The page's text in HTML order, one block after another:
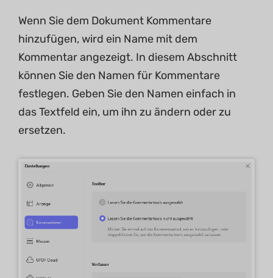
Wenn Sie dem Dokument Kommentare
hinzufügen, wird ein Name mit dem
Kommentar angezeigt. In diesem Abschnitt
können Sie den Namen für Kommentare
festlegen. Geben Sie den Namen einfach in
das Textfeld ein, um ihn zu ändern oder zu
ersetzen.